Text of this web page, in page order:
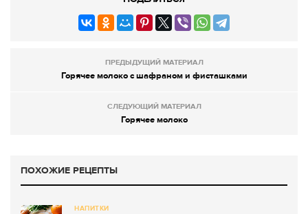
ПРЕДЫДУЩИЙ МАТЕРИАЛ
Горячее молоко с шафраном и фисташками
СЛЕДУЮЩИЙ МАТЕРИАЛ
Горячее молоко
ПОХОЖИЕ РЕЦЕПТЫ
НАПИТКИ